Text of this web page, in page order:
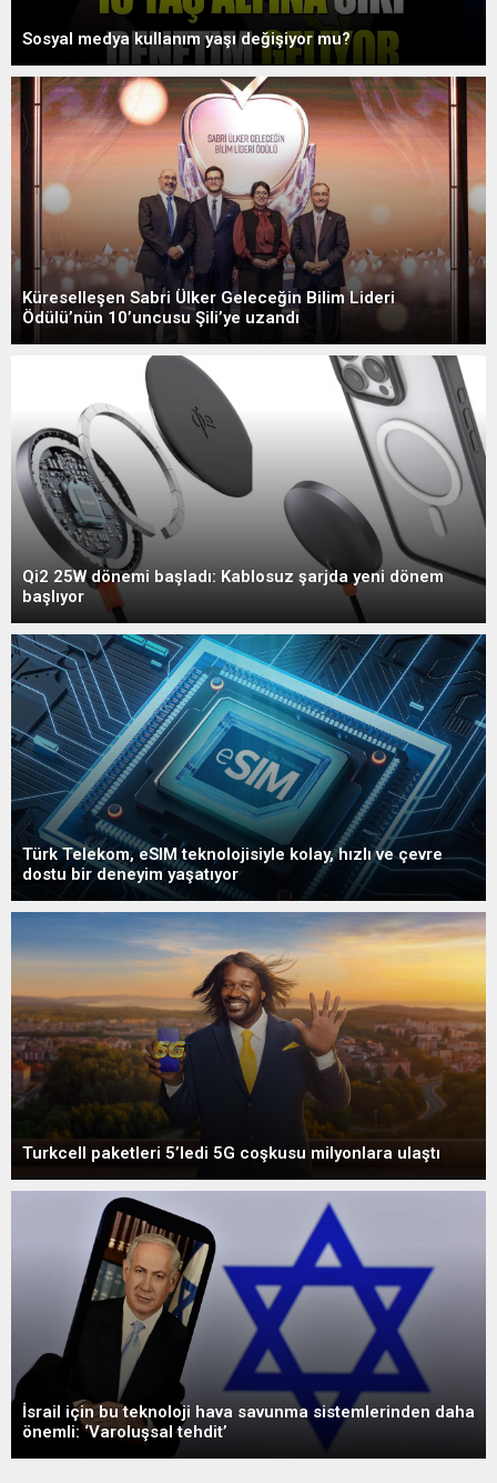
Sosyal medya kullanım yaşı değişiyor mu?
Küreselleşen Sabri Ülker Geleceğin Bilim Lideri
Ödülü’nün 10’uncusu Şili’ye uzandı
Qi2 25W dönemi başladı: Kablosuz şarjda yeni dönem
başlıyor
Türk Telekom, eSIM teknolojisiyle kolay, hızlı ve çevre
dostu bir deneyim yaşatıyor
Turkcell paketleri 5’ledi 5G coşkusu milyonlara ulaştı
İsrail için bu teknoloji hava savunma sistemlerinden daha
önemli: ‘Varoluşsal tehdit’